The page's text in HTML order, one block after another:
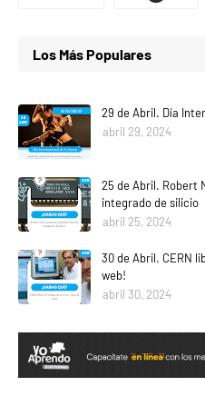
Los Más Populares
29 de Abril. Día
abril 29, 2024
25 de Abril. Robert
integrado de silicio
abril 25, 2024
30 de Abril. CERN
web!
abril 30, 2024